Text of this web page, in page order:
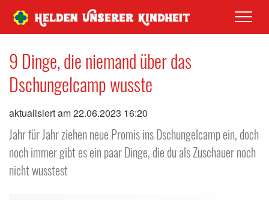
9 Dinge, die niemand über das
Dschungelcamp wusste
aktualisiert am 22.06.2023 16:20
Jahr für Jahr ziehen neue Promis ins Dschungelcamp ein, doch
noch immer gibt es ein paar Dinge, die du als Zuschauer noch
nicht wusstest